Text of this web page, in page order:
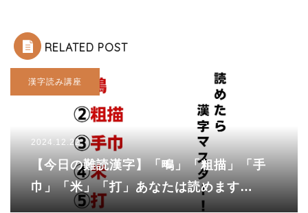
RELATED POST
漢字読み講座
2024.12.22
【今日の難読漢字】「鴫」「粗描」「手
巾」「米」「打」あなたは読めます
か！？